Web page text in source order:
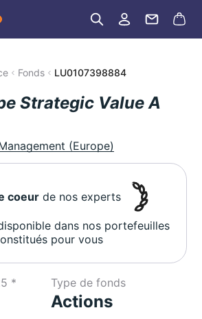
Fonds LU0107398884
Strategic Value A
(Europe)
coeur de nos experts
dans nos portefeuilles
pour vous
* Type de fonds
Actions